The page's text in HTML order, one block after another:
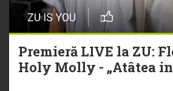
ZU IS YOU
Premieră LIVE la ZU:
Holy Molly - „Atâtea